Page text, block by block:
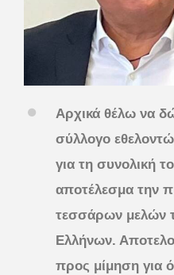
Αρχικά θέλω να
σύλλογο
για τη συνολική
αποτέλεσμα την
τεσσάρων μελών
Ελλήνων.
προς μίμηση για